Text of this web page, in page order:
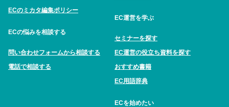
ECのミカタ編集ポリシー
ECの悩みを相談する
問い合わせフォームから相談する
電話で相談する
EC運営を学ぶ
セミナーを探す
EC運営の役立ち資料を探す
おすすめ書籍
EC用語辞典
ECを始めたい